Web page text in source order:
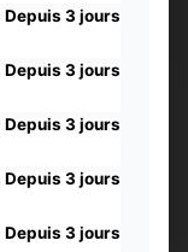
Depuis 3 jours
Depuis 3 jours
Depuis 3 jours
Depuis 3 jours
Depuis 3 jours